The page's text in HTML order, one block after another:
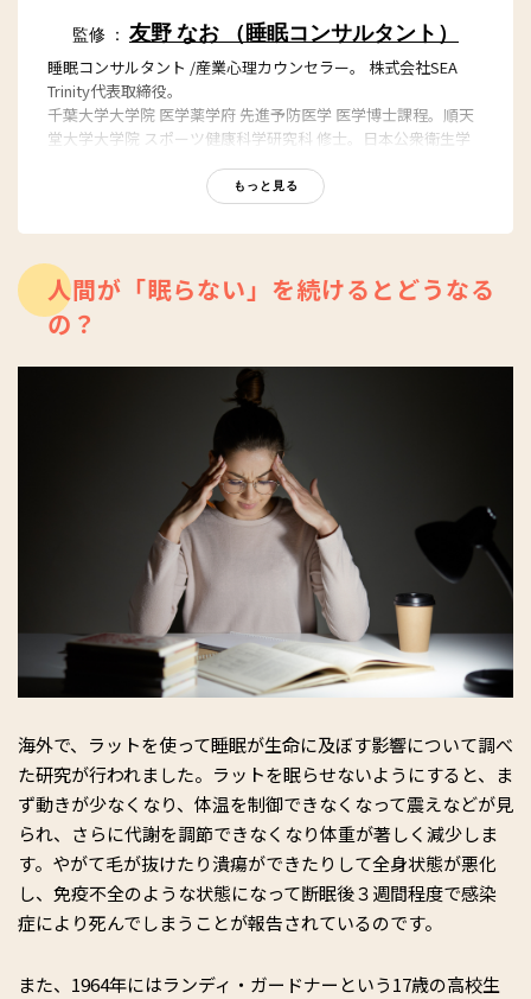
監修 ： 友野 なお （睡眠コンサルタント）
睡眠コンサルタント /産業心理カウンセラー。 株式会社SEA
Trinity代表取締役。
千葉大学大学院 医学薬学府 先進予防医学 医学博士課程。順天
堂大学大学院 スポーツ健康科学研究科 修士。日本公衆衛生学
「社会予防医学」「社会疫学」のフィールドにおける睡眠を研
究し、健康寿命の延伸、健康格差の縮小を目指す。自身が睡眠
を改善したことにより、15kg以上のダイエット、さらに体質改
家として全国にリバウンドしない快眠メソッドを伝授。著書に
「ぐっすり眠れる不思議な塗り絵」（西東社）、「ねこ先生ク
ウとカイに教わるぐっすり睡眠法（KADOKAWA）「昼間のパ
「疲れがとれて朝シャキーンと起きる方法」（セブン&アイ出
版）、「大人女子のための睡眠パーフェクトブック」（大和書
房）など多数。書籍は韓国・台湾・中国全土でも翻訳され発売
Website SLEEP CULTURE：http://tomononao.com/
もっと見る
人間が「眠らない」を続けるとどうなる
の？
海外で、ラットを使って睡眠が生命に及ぼす影響について調べ
た研究が行われました。ラットを眠らせないようにすると、ま
ず動きが少なくなり、体温を制御できなくなって震えなどが見
られ、さらに代謝を調節できなくなり体重が著しく減少しま
す。やがて毛が抜けたり潰瘍ができたりして全身状態が悪化
し、免疫不全のような状態になって断眠後３週間程度で感染
症により死んでしまうことが報告されているのです。
また、1964年にはランディ・ガードナーという17歳の高校生